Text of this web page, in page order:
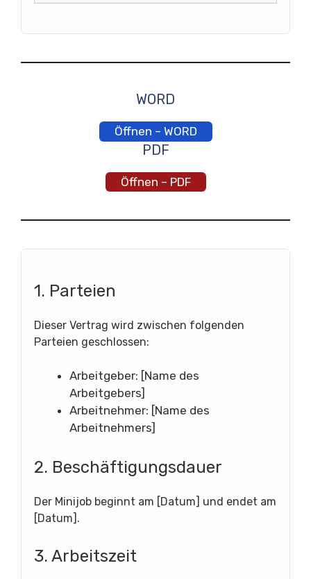
WORD
Öffnen – WORD
PDF
Öffnen – PDF
1. Parteien
Dieser Vertrag wird zwischen folgenden
Parteien geschlossen:
Arbeitgeber: [Name des
Arbeitgebers]
Arbeitnehmer: [Name des
Arbeitnehmers]
2. Beschäftigungsdauer
Der Minijob beginnt am [Datum] und endet am
[Datum].
3. Arbeitszeit